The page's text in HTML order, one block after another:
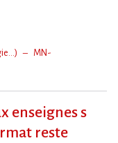
– MN-
enseignes s​
reste